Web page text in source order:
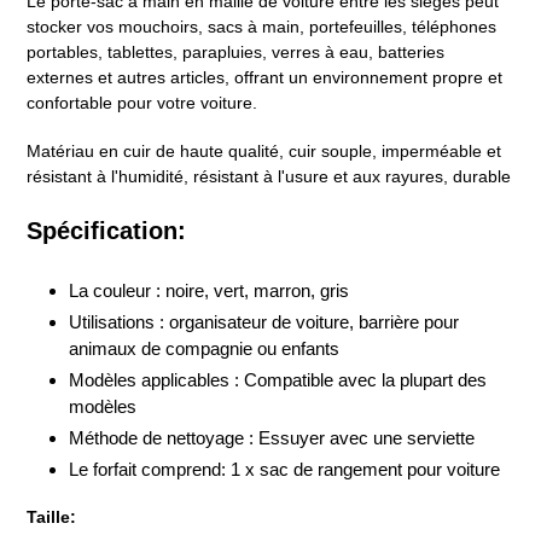
stocker vos mouchoirs, sacs à main, portefeuilles, téléphones
portables, tablettes, parapluies, verres à eau, batteries
externes et autres articles, offrant un environnement propre et
confortable pour votre voiture.
Matériau en cuir de haute qualité, cuir souple, imperméable et
résistant à l'humidité, résistant à l'usure et aux rayures, durable
Spécification:
La couleur : noire, vert, marron, gris
Utilisations : organisateur de voiture, barrière pour
animaux de compagnie ou enfants
Modèles applicables : Compatible avec la plupart des
modèles
Méthode de nettoyage : Essuyer avec une serviette
Le forfait comprend: 1 x sac de rangement pour voiture
Taille: